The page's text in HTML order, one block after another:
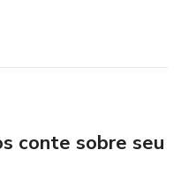
conte sobre seu